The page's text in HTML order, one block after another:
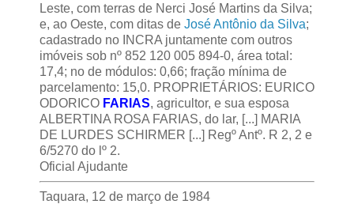
Leste, com terras de Nerci José Martins da Silva;
e, ao Oeste, com ditas de José Antônio da Silva;
cadastrado no INCRA juntamente com outros
imóveis sob nº 852 120 005 894-0, área total:
17,4; no de módulos: 0,66; fração mínima de
parcelamento: 15,0. PROPRIETÁRIOS: EURICO
ODORICO FARIAS, agricultor, e sua esposa
ALBERTINA ROSA FARIAS, do lar, [...] MARIA
DE LURDES SCHIRMER [...] Regº Antº. R 2, 2 e
6/5270 do lº 2.
Oficial Ajudante
Taquara, 12 de março de 1984